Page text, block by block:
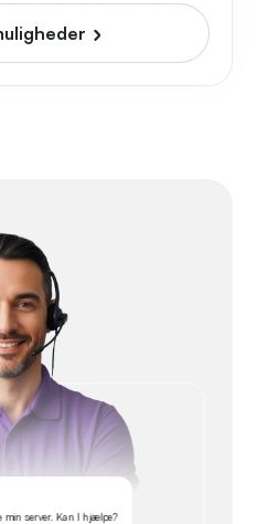
min server. Kan I hjælpe?